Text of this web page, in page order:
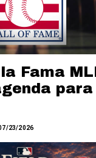
Fama
23/2026